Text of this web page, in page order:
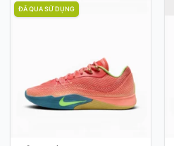
ĐÃ QUA SỬ DỤNG